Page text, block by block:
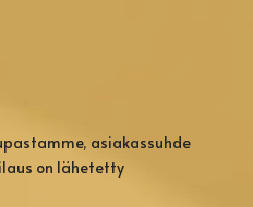
asiakassuhde
on lähetetty